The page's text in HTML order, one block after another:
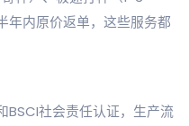
年内原价返单，这些服务都
BSCI社会责任认证，生产流